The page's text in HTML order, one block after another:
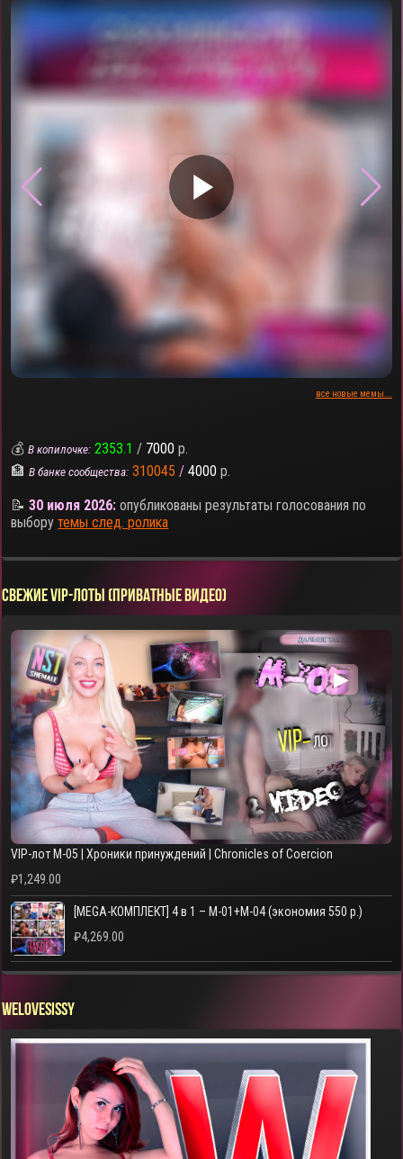
▶
все новые мемы...
💰В копилочке: 2353.1 / 7000 р.
🏦В банке сообщества: 310045 / 4000 р.
📝30 июля 2026: опубликованы результаты голосования по
выборутемы след. ролика
СВЕЖИЕ VIP-ЛОТЫ (ПРИВАТНЫЕ ВИДЕО)
▶
VIP-лот M-05 | Хроники принуждений | Chronicles of Coercion
₽1,249.00
[MEGA-КОМПЛЕКТ] 4 в 1 – M-01+M-04 (экономия 550 р.)
₽4,269.00
WELOVESISSY